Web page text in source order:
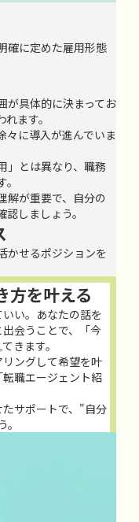
確に定めた雇用形態
が具体的に決まってお
ます。
々に導入が進んでいま
」とは異なり、職務
解が重要で、自分の
しましょう。
かせるポジションを
方を叶える
い。あなたの話を
会うことで、「今
きます。
ングして希望を叶
職エージェント紹
サポートで、"自分